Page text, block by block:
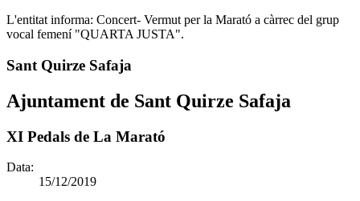
L'entitat informa: Concert- Vermut per la Marató a càrrec del grup
vocal femení "QUARTA JUSTA".
Sant Quirze Safaja
Ajuntament de Sant Quirze Safaja
XI Pedals de La Marató
Data:
15/12/2019